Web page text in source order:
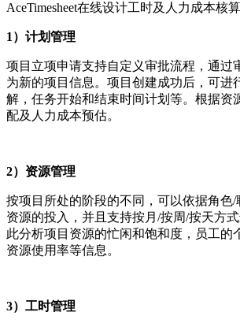
AceTimesheet在线设计工时及人力成本核
1）计划管理
项目立项申请支持自定义审批流程，通过
为新的项目信息。项目创建成功后，可进
解，任务开始和结束时间计划等。根据资
配及人力成本预估。
2）资源管理
按项目所处的阶段的不同，可以依据角色
资源的投入，并且支持按月/按周/按天方
此分析项目资源的忙闲和饱和度，员工的
资源使用率等信息。
3）工时管理